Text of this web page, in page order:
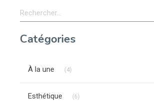
Rechercher
Catégories
À la une (4)
Esthétique (6)